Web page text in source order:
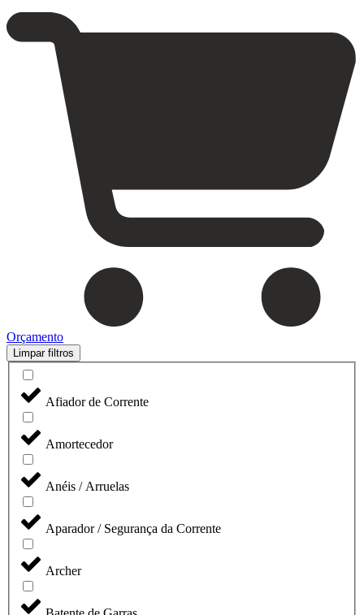
Orçamento
Limpar filtros
Afiador de Corrente
Amortecedor
Anéis / Arruelas
Aparador / Segurança da Corrente
Archer